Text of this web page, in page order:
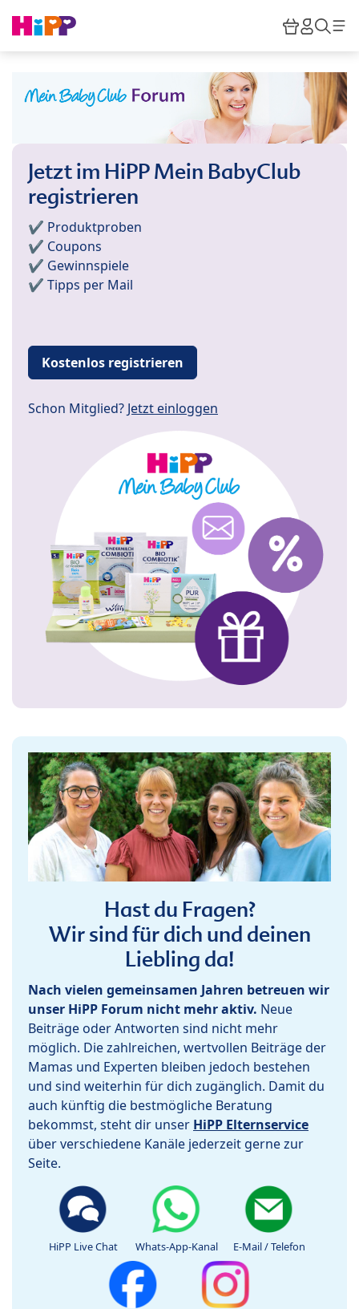
HiPP
Jetzt im HiPP Mein BabyClub
registrieren
✔️ Produktproben
✔️ Coupons
✔️ Gewinnspiele
✔️ Tipps per Mail
Kostenlos registrieren
Schon Mitglied? Jetzt einloggen
Hast du Fragen?
Wir sind für dich und deinen
Liebling da!
Nach vielen gemeinsamen Jahren betreuen wir
unser HiPP Forum nicht mehr aktiv. Neue
Beiträge oder Antworten sind nicht mehr
möglich. Die zahlreichen, wertvollen Beiträge der
Mamas und Experten bleiben jedoch bestehen
und sind weiterhin für dich zugänglich. Damit du
auch künftig die bestmögliche Beratung
bekommst, steht dir unser HiPP Elternservice
über verschiedene Kanäle jederzeit gerne zur
Seite.
HiPP Live Chat Whats-App-Kanal E-Mail / Telefon